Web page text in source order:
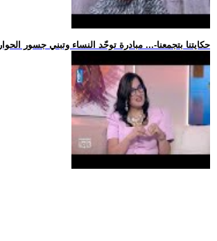
.. -حكايتنا بتجمعنا-... مبادرة توحّد النساء وتبني جسور الحوار